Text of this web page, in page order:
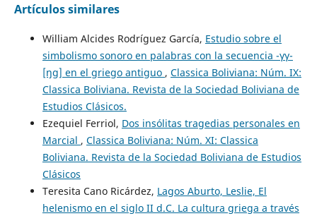
Artículos similares
William Alcides Rodríguez García, Estudio sobre el
simbolismo sonoro en palabras con la secuencia -γγ-
[ŋg] en el griego antiguo , Classica Boliviana: Núm. IX:
Classica Boliviana. Revista de la Sociedad Boliviana de
Estudios Clásicos.
Ezequiel Ferriol, Dos insólitas tragedias personales en
Marcial , Classica Boliviana: Núm. XI: Classica
Boliviana. Revista de la Sociedad Boliviana de Estudios
Clásicos
Teresita Cano Ricárdez, Lagos Aburto, Leslie, El
helenismo en el siglo II d.C. La cultura griega a través